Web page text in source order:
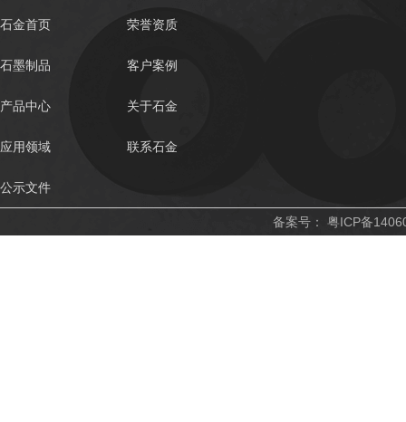
石金首页 荣誉资质
石墨制品 客户案例
产品中心 关于石金
应用领域 联系石金
公示文件
备案号： 粤ICP备